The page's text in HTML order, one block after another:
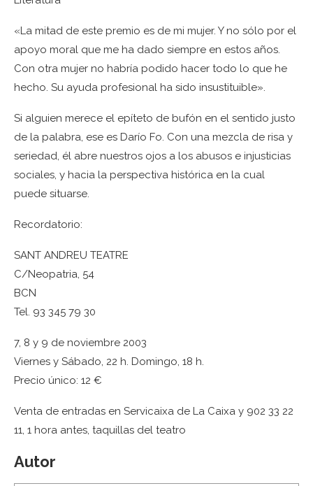
«La mitad de este premio es de mi mujer. Y no sólo por el
apoyo moral que me ha dado siempre en estos años.
Con otra mujer no habría podido hacer todo lo que he
hecho. Su ayuda profesional ha sido insustituible».
Si alguien merece el epíteto de bufón en el sentido justo
de la palabra, ese es Darío Fo. Con una mezcla de risa y
seriedad, él abre nuestros ojos a los abusos e injusticias
sociales, y hacia la perspectiva histórica en la cual
puede situarse.
Recordatorio:
SANT ANDREU TEATRE
C/Neopatria, 54
BCN
Tel. 93 345 79 30
7, 8 y 9 de noviembre 2003
Viernes y Sábado, 22 h. Domingo, 18 h.
Precio único: 12 €
Venta de entradas en Servicaixa de La Caixa y 902 33 22
11, 1 hora antes, taquillas del teatro
Autor